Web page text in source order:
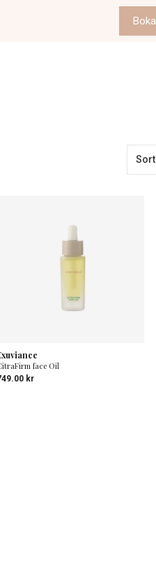
face Oil
kr